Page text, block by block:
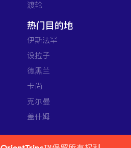
渡轮
热门目的地
伊斯法罕
设拉子
德黑兰
卡尚
克尔曼
盖什姆